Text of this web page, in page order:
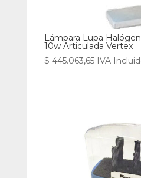
Lámpara Lupa
10w Articulada Vertex
$ 445.063,65 IVA